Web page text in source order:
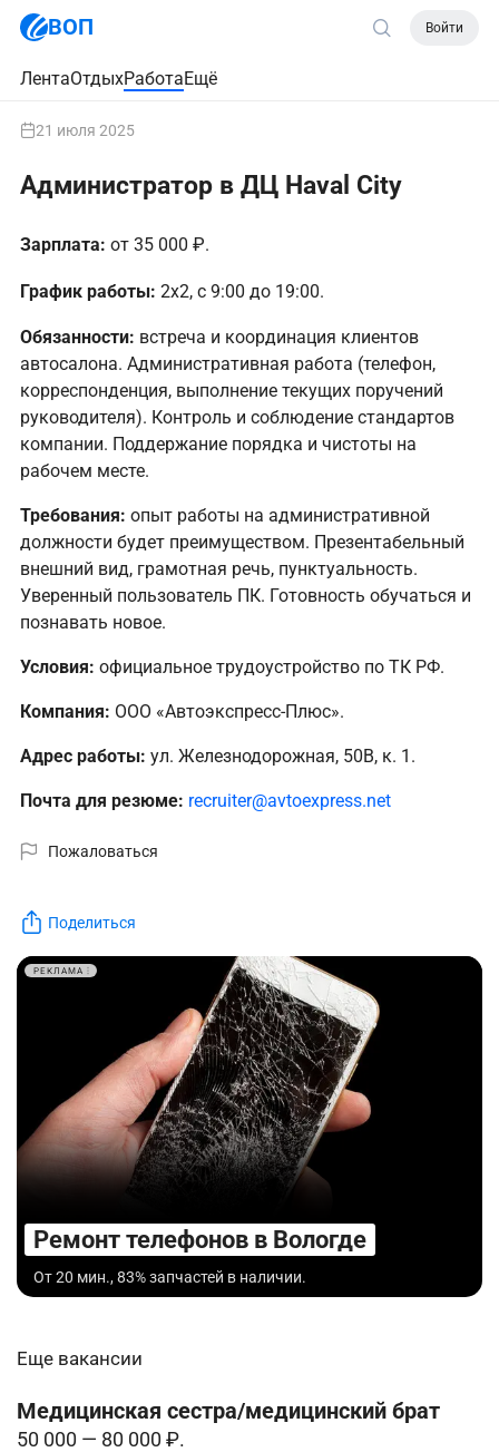
ВОП Войти
ЛентаОтдыхРаботаЕщё
21 июля 2025
Администратор в ДЦ Haval City
Зарплата: от 35 000 ₽.
График работы: 2х2, с 9:00 до 19:00.
Обязанности: встреча и координация клиентов
автосалона. Административная работа (телефон,
корреспонденция, выполнение текущих поручений
руководителя). Контроль и соблюдение стандартов
компании. Поддержание порядка и чистоты на
рабочем месте.
Требования: опыт работы на административной
должности будет преимуществом. Презентабельный
внешний вид, грамотная речь, пунктуальность.
Уверенный пользователь ПК. Готовность обучаться и
познавать новое.
Условия: официальное трудоустройство по ТК РФ.
Компания: ООО «Автоэкспресс-Плюс».
Адрес работы: ул. Железнодорожная, 50В, к. 1.
Почта для резюме: recruiter@avtoexpress.net
Пожаловаться
Поделиться
РЕКЛАМА
Ремонт телефонов в Вологде
От 20 мин., 83% запчастей в наличии.
Еще вакансии
Медицинская сестра/медицинский брат
50 000 — 80 000 ₽.